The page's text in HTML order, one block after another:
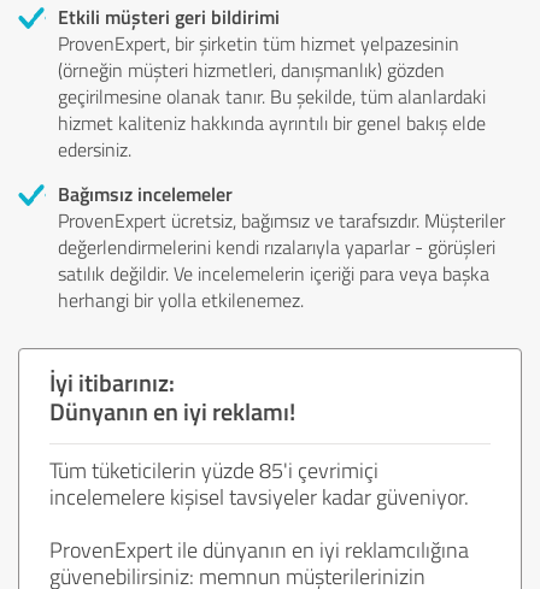
Etkili müşteri geri bildirimi
ProvenExpert, bir şirketin tüm hizmet yelpazesinin
(örneğin müşteri hizmetleri, danışmanlık) gözden
geçirilmesine olanak tanır. Bu şekilde, tüm alanlardaki
hizmet kaliteniz hakkında ayrıntılı bir genel bakış elde
edersiniz.
Bağımsız incelemeler
ProvenExpert ücretsiz, bağımsız ve tarafsızdır. Müşteriler
değerlendirmelerini kendi rızalarıyla yaparlar - görüşleri
satılık değildir. Ve incelemelerin içeriği para veya başka
herhangi bir yolla etkilenemez.
İyi itibarınız:
Dünyanın en iyi reklamı!
Tüm tüketicilerin yüzde 85'i çevrimiçi
incelemelere kişisel tavsiyeler kadar güveniyor.
ProvenExpert ile dünyanın en iyi reklamcılığına
güvenebilirsiniz: memnun müşterilerinizin